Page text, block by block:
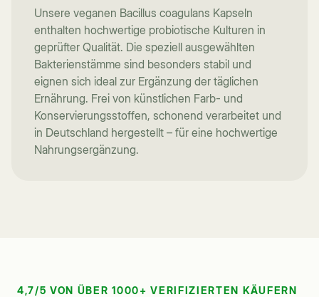
Unsere veganen Bacillus coagulans Kapseln
enthalten hochwertige probiotische Kulturen in
geprüfter Qualität. Die speziell ausgewählten
Bakterienstämme sind besonders stabil und
eignen sich ideal zur Ergänzung der täglichen
Ernährung. Frei von künstlichen Farb- und
Konservierungsstoffen, schonend verarbeitet und
in Deutschland hergestellt – für eine hochwertige
Nahrungsergänzung.
4,7/5 VON ÜBER 1000+ VERIFIZIERTEN KÄUFERN